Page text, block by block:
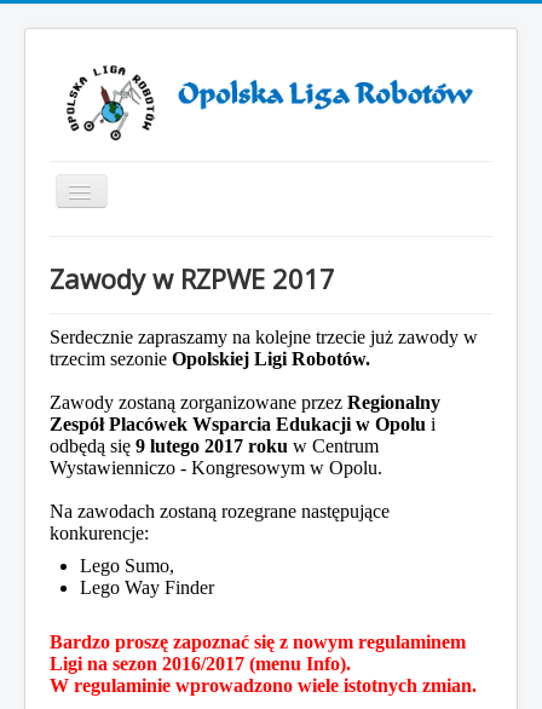
Toggle
Navigation
ZAWODY ROBOTÓW 2025
ZAWODY ROBOTÓW 2024
Otwarcie VII sezonu Opolskiej Ligi Robotów
Sezon 2019/2021
Sezon 2018/2019
Sezon 2016/2017
Sezon 2015/2016
Jesteś tutaj: Start
Sezon 2016/2017
Zawody w RZPWE 2017
Zawody w RZPWE 2017
Zawody w RZPWE 2017
Serdecznie zapraszamy na kolejne trzecie już zawody w
trzecim sezonie Opolskiej Ligi Robotów.
Zawody zostaną zorganizowane przez Regionalny
Zespół Placówek Wsparcia Edukacji w Opolu i
odbędą się 9 lutego 2017 roku w Centrum
Wystawienniczo - Kongresowym w Opolu.
Na zawodach zostaną rozegrane następujące
konkurencje:
Lego Sumo,
Lego Way Finder
Bardzo proszę zapoznać się z nowym regulaminem
Ligi na sezon 2016/2017 (menu Info).
W regulaminie wprowadzono wiele istotnych zmian.